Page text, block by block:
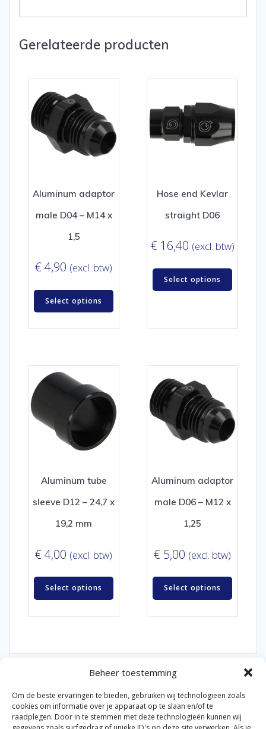
Beheer toestemming
Om de beste ervaringen te bieden, gebruiken wij technologieën zoals
cookies om informatie over je apparaat op te slaan en/of te
raadplegen. Door in te stemmen met deze technologieën kunnen wij
Gerelateerde producten
Aluminum adaptor
male D04 – M14 x
1,5
€ 4,90 (excl. btw)
Select options
Hose end Kevlar
straight D06
€ 16,40 (excl. btw)
Select options
Aluminum tube
sleeve D12 – 24,7 x
19,2 mm
€ 4,00 (excl. btw)
Select options
Aluminum adaptor
male D06 – M12 x
1,25
€ 5,00 (excl. btw)
Select options